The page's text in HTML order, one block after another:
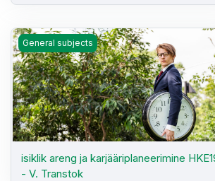
isiklik areng ja karjääriplaneerimine
General subjects
isiklik areng ja karjääriplaneerimine
- V. Transtok